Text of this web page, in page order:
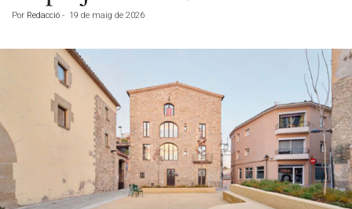
Por Redacció - 19 de maig de 2026